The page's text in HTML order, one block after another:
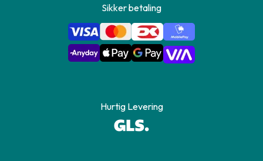
Sikker betaling
Hurtig Levering